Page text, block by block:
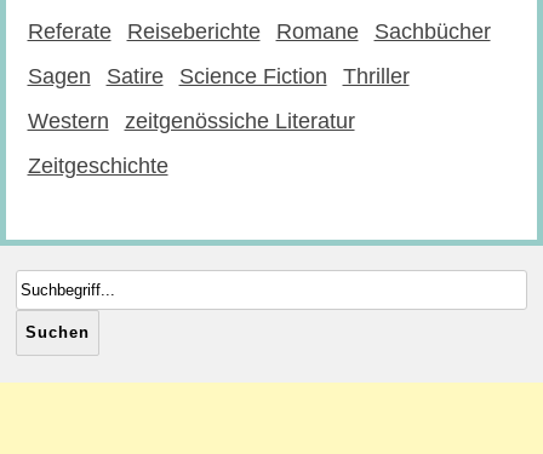
Referate
Reiseberichte Romane
Sachbücher
Sagen
Satire Science Fiction
Thriller
Western
zeitgenössiche Literatur
Zeitgeschichte